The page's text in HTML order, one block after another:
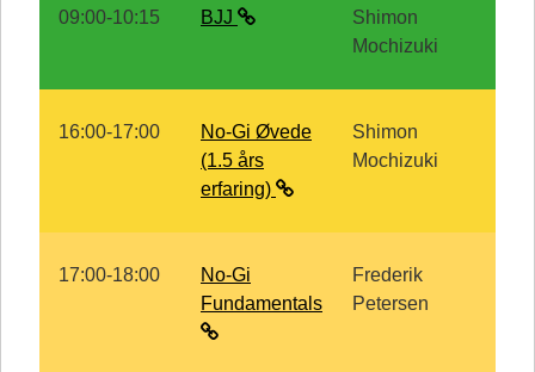
09:00-10:15 BJJ
Shimon
Mochizuki
16:00-17:00
No-Gi Øvede
(1.5 års
erfaring)
Shimon
Mochizuki
17:00-18:00
No-Gi
Fundamentals
Frederik
Petersen